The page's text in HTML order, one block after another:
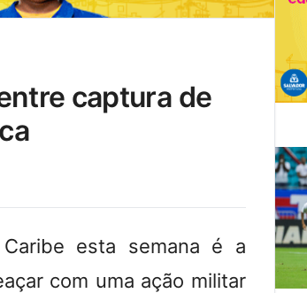
esta semana é a
com uma ação militar